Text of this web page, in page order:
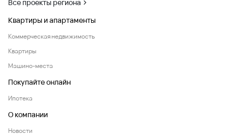
Все проекты региона
Квартиры и апартаменты
Коммерческая недвижимость
Квартиры
Машино-места
Покупайте онлайн
Ипотека
О компании
Новости